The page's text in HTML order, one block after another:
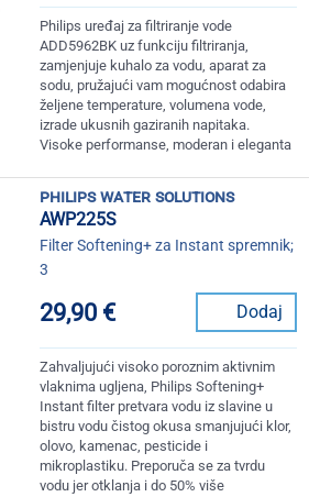
Philips uređaj za filtriranje vode
ADD5962BK uz funkciju filtriranja,
zamjenjuje kuhalo za vodu, aparat za
sodu, pružajući vam mogućnost odabira
željene temperature, volumena vode,
izrade ukusnih gaziranih napitaka.
Visoke performanse, moderan i eleganta
philips water solutions
AWP225S
Filter Softening+ za Instant spremnik;
3
29,90 € Dodaj
Zahvaljujući visoko poroznim aktivnim
vlaknima ugljena, Philips Softening+
Instant filter pretvara vodu iz slavine u
bistru vodu čistog okusa smanjujući klor,
olovo, kamenac, pesticide i
mikroplastiku. Preporuča se za tvrdu
vodu jer otklanja i do 50% više